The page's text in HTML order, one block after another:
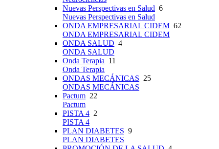
Nuevas Perspectivas en Salud 6
Nuevas Perspectivas en Salud
ONDA EMPRESARIAL CIDEM 62
ONDA EMPRESARIAL CIDEM
ONDA SALUD 4
ONDA SALUD
Onda Terapia 11
Onda Terapia
ONDAS MECÁNICAS 25
ONDAS MECÁNICAS
Pactum 22
Pactum
PISTA 4 2
PISTA 4
PLAN DIABETES 9
PLAN DIABETES